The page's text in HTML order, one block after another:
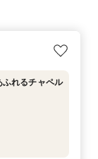
れるチャペル